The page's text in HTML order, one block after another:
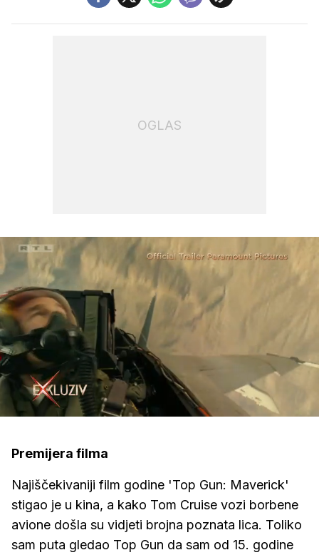
OGLAS
Upali
zvuk
Loaded:
20.52%
Premijera filma
Najiščekivaniji film godine 'Top Gun: Maverick'
stigao je u kina, a kako Tom Cruise vozi borbene
avione došla su vidjeti brojna poznata lica. Toliko
sam puta gledao Top Gun da sam od 15. godine